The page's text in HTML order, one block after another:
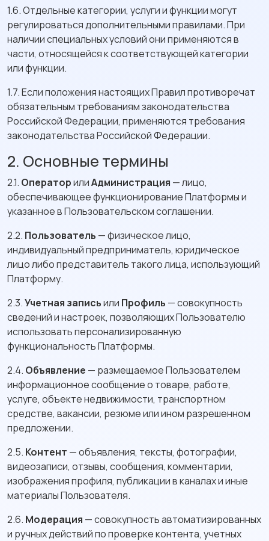
1.6. Отдельные категории, услуги и функции могут
регулироваться дополнительными правилами. При
наличии специальных условий они применяются в
части, относящейся к соответствующей категории
или функции.
1.7. Если положения настоящих Правил противоречат
обязательным требованиям законодательства
Российской Федерации, применяются требования
законодательства Российской Федерации.
2. Основные термины
2.1. ОператорилиАдминистрация — лицо,
обеспечивающее функционирование Платформы и
указанное в Пользовательском соглашении.
2.2. Пользователь — физическое лицо,
индивидуальный предприниматель, юридическое
лицо либо представитель такого лица, использующий
Платформу.
2.3.Учетная записьили Профиль — совокупность
сведений и настроек, позволяющих Пользователю
использовать персонализированную
функциональность Платформы.
2.4. Объявление — размещаемое Пользователем
информационное сообщение о товаре, работе,
услуге, объекте недвижимости, транспортном
средстве, вакансии, резюме или ином разрешенном
предложении.
2.5. Контент — объявления, тексты, фотографии,
видеозаписи, отзывы, сообщения, комментарии,
изображения профиля, публикации в каналах и иные
материалы Пользователя.
2.6. Модерация — совокупность автоматизированных
и ручных действий по проверке контента, учетных